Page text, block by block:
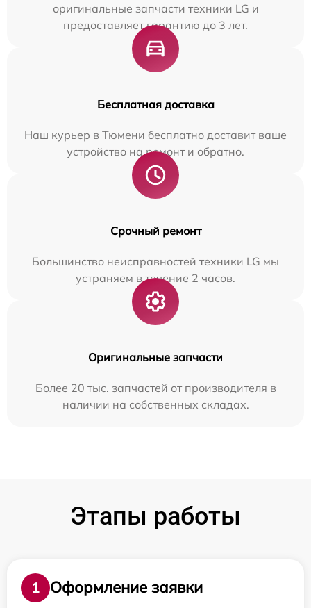
оригинальные запчасти техники LG и
предоставляет гарантию до 3 лет.
Бесплатная доставка
Наш курьер в Тюмени бесплатно доставит ваше
устройство на ремонт и обратно.
Срочный ремонт
Большинство неисправностей техники LG мы
устраняем в течение 2 часов.
Оригинальные запчасти
Более 20 тыс. запчастей от производителя в
наличии на собственных складах.
Этапы работы
1
Оформление заявки